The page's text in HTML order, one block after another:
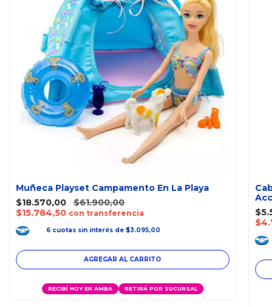
Muñeca Playset Campamento En La Playa
$18.570,00
$61.900,00
$15.784,50 con transferencia
6 cuotas sin interés de $3.095,00
RECIBÍ HOY EN AMBA RETIRÁ POR SUCURSAL